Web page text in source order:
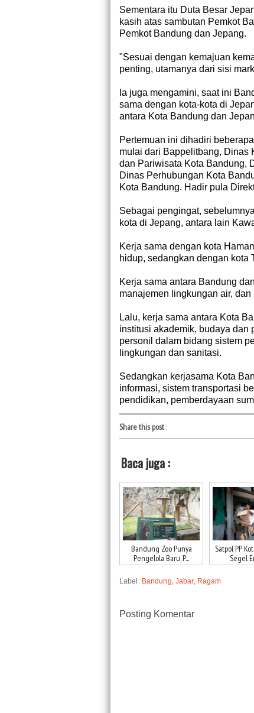
Sementara itu Duta Besar
kasih atas sambutan Pemkot
Pemkot Bandung dan Jepang.
"Sesuai dengan kemajuan
penting, utamanya dari sisi
Ia juga mengamini, saat ini
sama dengan kota-kota di
antara Kota Bandung dan
Pertemuan ini dihadiri
mulai dari Bappelitbang, Dinas
dan Pariwisata Kota Bandung,
Dinas Perhubungan Kota
Kota Bandung. Hadir pula
Sebagai pengingat,
kota di Jepang, antara lain
Kerja sama dengan kota
hidup, sedangkan dengan kota
Kerja sama antara Bandung
manajemen lingkungan air,
Lalu, kerja sama antara Kota
institusi akademik, budaya dan
personil dalam bidang sistem
lingkungan dan sanitasi.
Sedangkan kerjasama Kota
informasi, sistem transportasi
pendidikan, pemberdayaan
Share this post:
Baca juga :
Bandung Zoo Punya
Pengelola Baru, P...
Satpol PP
Segel
Label: Bandung Jabar, Ragam
Posting Komentar